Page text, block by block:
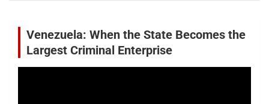
Venezuela: When the State Becomes the
Largest Criminal Enterprise